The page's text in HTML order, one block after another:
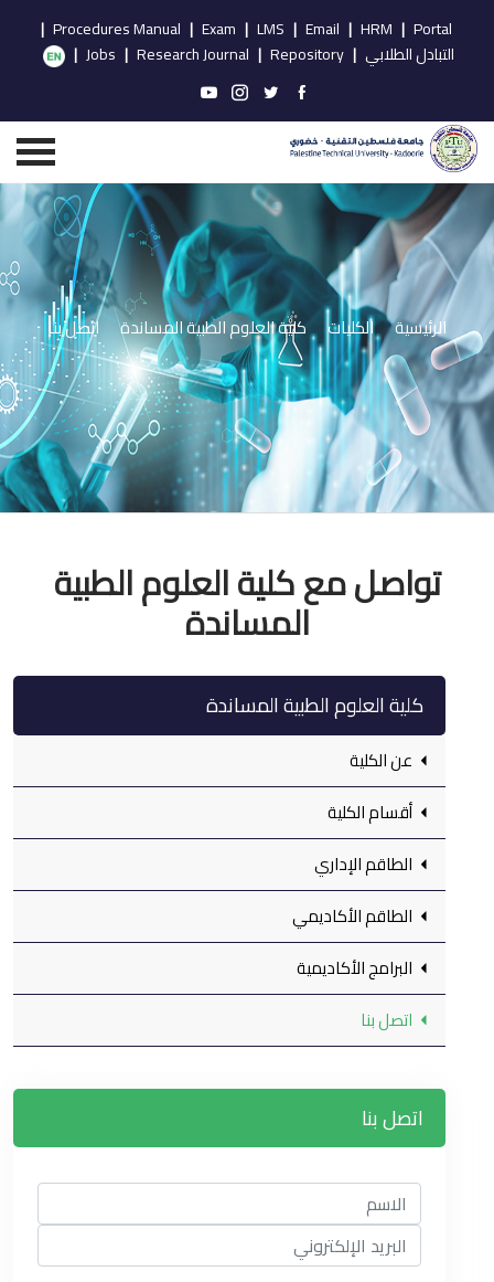
Portal
|
HRM
|
Email
|
LMS
|
Exam
|
Procedures Manual
|
التبادل الطلابي |
Repository
|
Research Journal
|
Jobs
|
الرئيسية الكليات كلية العلوم الطبية المساندة اتصل بنا
تواصل مع كلية العلوم الطبية
المساندة
كلية العلوم الطبية المساندة
عن الكلية
أقسام الكلية
الطاقم الإداري
الطاقم الأكاديمي
البرامج الأكاديمية
اتصل بنا
اتصل بنا